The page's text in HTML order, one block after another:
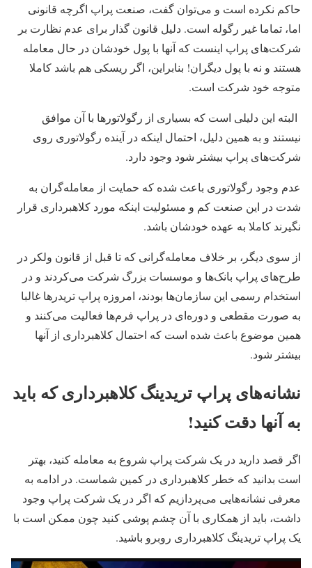
حاکم نکرده است و می‌توان گفت، صنعت پراپ اگرچه قانونی
اما، تماما غیر رگوله است. دلیل قانون گذار برای عدم نظارت بر
شرکت‌‌های پراپ اینست که آنها با پول خودشان در حال معامله
هستند و نه با پول دیگران! بنابراین، اگر ریسکی هم باشد کاملا
متوجه خود شرکت است.
البته این دلیلی است که بسیاری از رگولاتورها با آن موافق
نیستند و به همین دلیل، احتمال اینکه در آینده رگولاتوری روی
شرکت‌‌های پراپ بیشتر شود وجود دارد.
عدم وجود رگولاتوری باعث شده که حمایت از ‌‌معامله‌گران به
شدت در این صنعت کم و مسئولیت اینکه مورد کلاهبرداری قرار
نگیرند کاملا به عهده خودشان باشد.
از سوی دیگر، بر خلاف ‌‌معامله‌گرانی که تا قبل از قانون ولکر در
طرح‌‌های پراپ بانک‌ها و موسسات بزرگ شرکت می‌کردند و در
استخدام رسمی‌ این سازمان‌ها بودند، امروزه پراپ تریدرها غالبا
به صورت مقطعی و دوره‌ای در پراپ فرم‌ها فعالیت می‌کنند و
همین موضوع باعث شده است که احتمال کلاهبرداری از آنها
بیشتر شود.
نشانه‌‌های پراپ تریدینگ کلاهبرداری که باید
به آنها دقت کنید!
اگر قصد دارید در یک شرکت پراپ شروع به معامله کنید، بهتر
است بدانید که خطر کلاهبرداری در کمین شماست. در ادامه به
معرفی نشانه‌‌هایی می‌پردازیم که اگر در یک شرکت پراپ وجود
داشت، باید از همکاری با آن چشم پوشی کنید چون ممکن است با
یک پراپ تریدینگ کلاهبرداری روبرو باشید.